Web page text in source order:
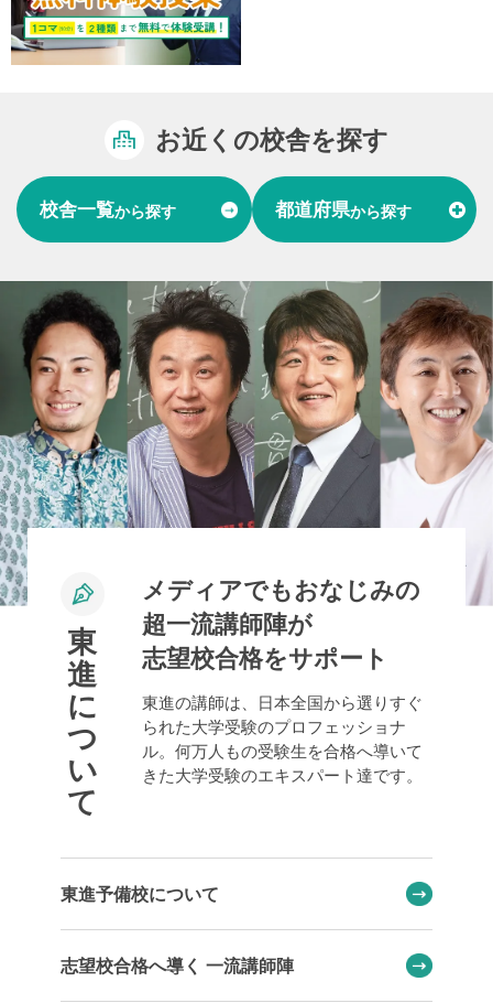
お近くの校舎を探す
校舎一覧から探す 都道府県から探す
東海 愛知県 岐阜県
関西 大阪府 兵庫県
中国 山口県
九州 福岡県 熊本県 長崎県
東
進
に
つ
い
て
メディアでもおなじみの
超一流講師陣が
志望校合格をサポート
東進の講師は、日本全国から選りすぐ
られた大学受験のプロフェッショナ
ル。何万人もの受験生を合格へ導いて
きた大学受験のエキスパート達です。
東進予備校について
志望校合格へ導く 一流講師陣